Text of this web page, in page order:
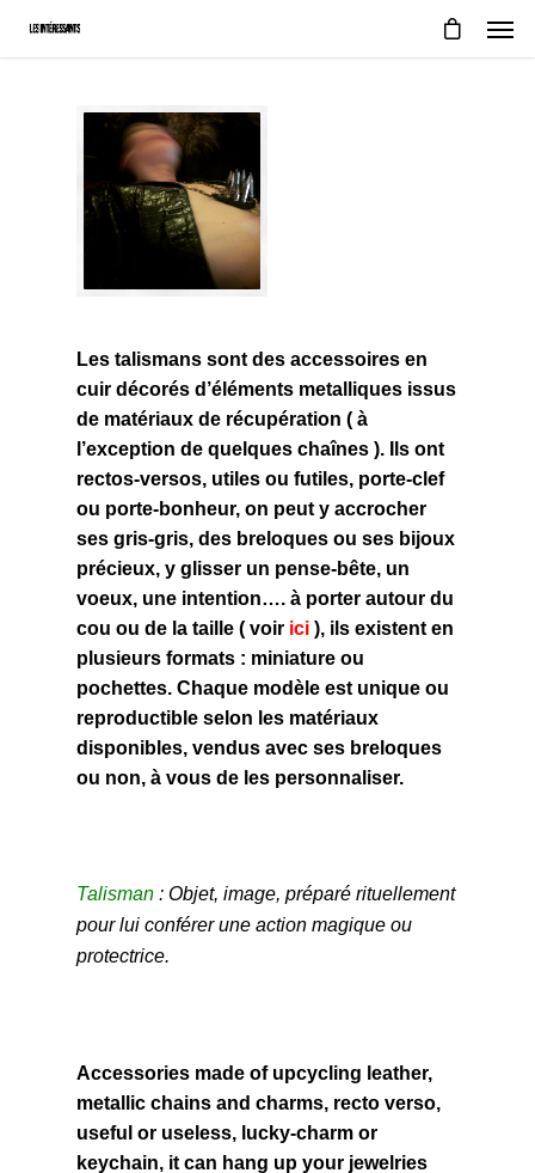
Les talismans sont des accessoires en
cuir décorés d’éléments metalliques issus
de matériaux de récupération ( à
l’exception de quelques chaînes ). Ils ont
rectos-versos, utiles ou futiles, porte-clef
ou porte-bonheur, on peut y accrocher
ses gris-gris, des breloques ou ses bijoux
précieux, y glisser un pense-bête, un
voeux, une intention…. à porter autour du
cou ou de la taille ( voir ici ), ils existent en
plusieurs formats : miniature ou
pochettes. Chaque modèle est unique ou
reproductible selon les matériaux
disponibles, vendus avec ses breloques
ou non, à vous de les personnaliser.
Talisman : Objet, image, préparé rituellement
pour lui conférer une action magique ou
protectrice.
Accessories made of upcycling leather,
metallic chains and charms, recto verso,
useful or useless, lucky-charm or
keychain, it can hang up your jewelries